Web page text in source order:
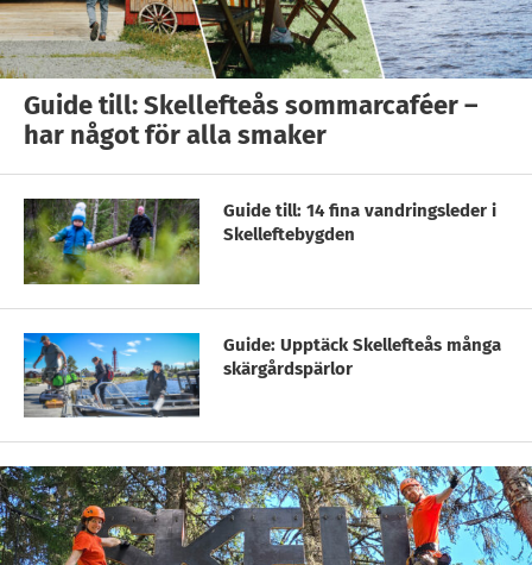
Guide till: Skellefteås sommarcaféer –
har något för alla smaker
Guide till: 14 fina vandringsleder i
Skelleftebygden
Guide: Upptäck Skellefteås många
skärgårdspärlor